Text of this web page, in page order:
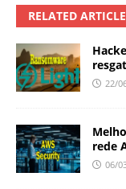
RELATED
22/
rede
06/